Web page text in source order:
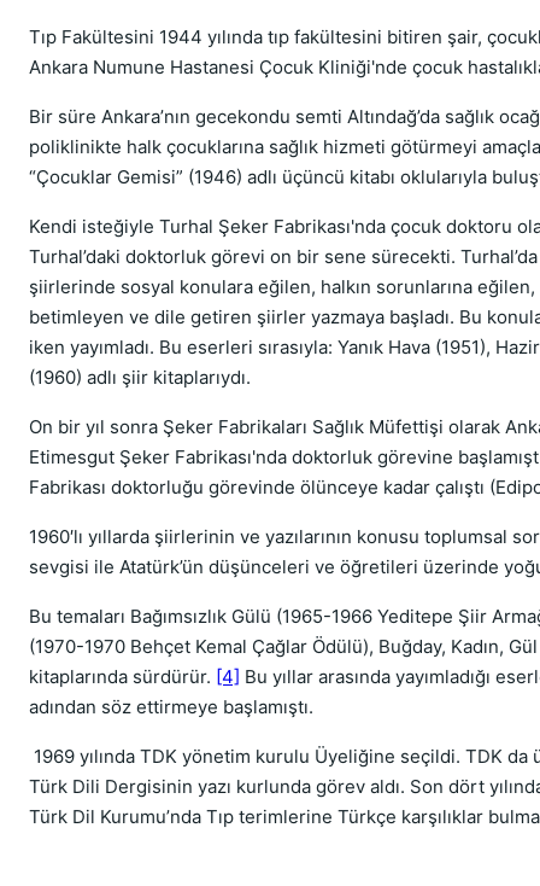
Tıp Fakültesini 1944 yılında tıp fakültesini bitiren şair,
Ankara Numune Hastanesi Çocuk Kliniği'nde çocuk
Bir süre Ankara’nın gecekondu semti Altındağ’da sağlık
poliklinikte halk çocuklarına sağlık hizmeti götürmeyi
“Çocuklar Gemisi” (1946) adlı üçüncü kitabı oklularıyla
Kendi isteğiyle Turhal Şeker Fabrikası'nda çocuk doktoru
Turhal’daki doktorluk görevi on bir sene sürecekti.
şiirlerinde sosyal konulara eğilen, halkın sorunlarına
betimleyen ve dile getiren şiirler yazmaya başladı. Bu
iken yayımladı. Bu eserleri sırasıyla: Yanık Hava (1951),
(1960) adlı şiir kitaplarıydı.
On bir yıl sonra Şeker Fabrikaları Sağlık Müfettişi olarak
Etimesgut Şeker Fabrikası'nda doktorluk görevine
Fabrikası doktorluğu görevinde ölünceye kadar çalıştı
1960′lı yıllarda şiirlerinin ve yazılarının konusu toplumsal
sevgisi ile Atatürk’ün düşünceleri ve öğretileri üzerinde
Bu temaları Bağımsızlık Gülü (1965-1966 Yeditepe Şiir
(1970-1970 Behçet Kemal Çağlar Ödülü), Buğday, Kadın,
kitaplarında sürdürür. [4] Bu yıllar arasında yayımladığı
adından söz ettirmeye başlamıştı.
1969 yılında TDK yönetim kurulu Üyeliğine seçildi. TDK
Türk Dili Dergisinin yazı kurlunda görev aldı. Son dört
Türk Dil Kurumu’nda Tıp terimlerine Türkçe karşılıklar